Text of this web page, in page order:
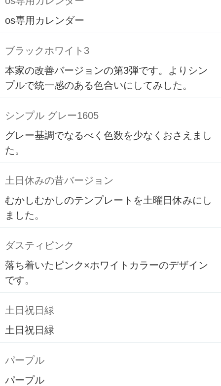
os専用カレンダー
ブラックホワイト3
本家の改善バージョンの第3弾です。よりシン
プルで統一感のある色合いにしてみした。
シンプル グレー1605
グレー基調でなるべく色数を少なくおさえまし
た。
土日休みの昔バージョン
むかしむかしのテンプレートを土曜日休みにし
ました。
ダスティピンク
落ち着いたピンク×ホワイトカラーのデザイン
です。
土日祝日緑
土日祝日緑
パープル
パープル